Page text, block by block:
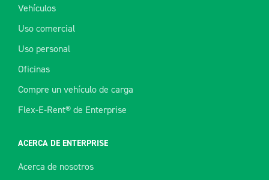
Vehículos
Uso comercial
Uso personal
Oficinas
Compre un vehículo de carga
Flex-E-Rent® de Enterprise
ACERCA DE ENTERPRISE
Acerca de nosotros